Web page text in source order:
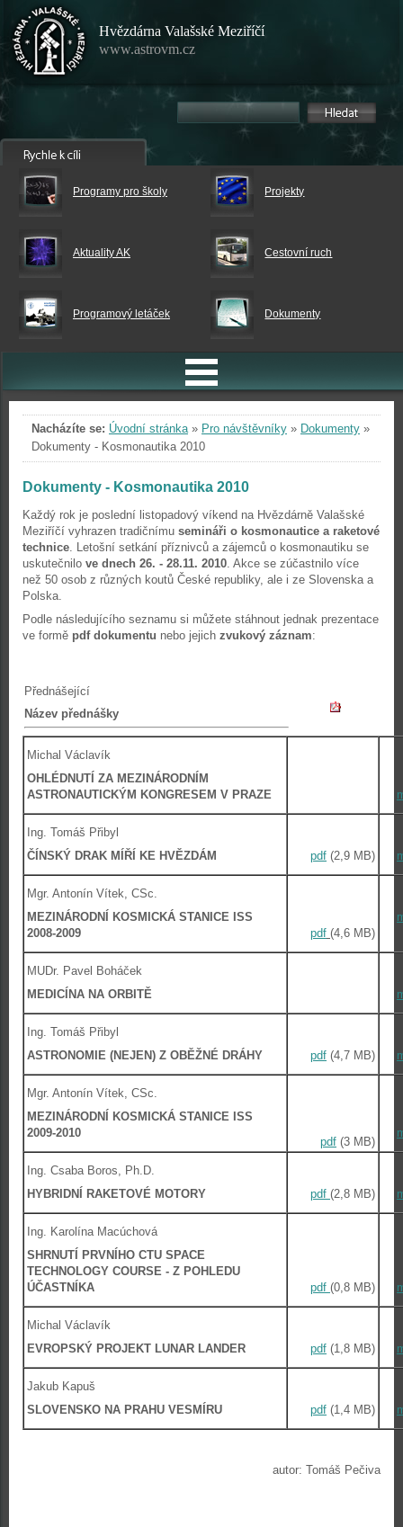
Hvězdárna Valašské Meziříčí
www.astrovm.cz
Programy pro školy Projekty
Aktuality AK Cestovní ruch
Programový letáček Dokumenty
Nacházíte se: Úvodní stránka» Pro návštěvníky » Dokumenty »
Dokumenty - Kosmonautika 2010
Dokumenty - Kosmonautika 2010
Každý rok je poslední listopadový víkend na Hvězdárně Valašské
Meziříčí vyhrazen tradičnímu semináři o kosmonautice a raketové
technice. Letošní setkání příznivců a zájemců o kosmonautiku se
uskutečnilo ve dnech 26. - 28.11. 2010. Akce se zúčastnilo více
než 50 osob z různých koutů České republiky, ale i ze Slovenska a
Polska.
Podle následujícího seznamu si můžete stáhnout jednak prezentace
ve formě pdf dokumentu nebo jejich zvukový záznam:
Přednášející
Název přednášky
Michal Václavík
OHLÉDNUTÍ ZA MEZINÁRODNÍM
ASTRONAUTICKÝM KONGRESEM V PRAZE
Ing. Tomáš Přibyl
ČÍNSKÝ DRAK MÍŘÍ KE HVĚZDÁM
pdf (2,9 MB)
Mgr. Antonín Vítek, CSc.
MEZINÁRODNÍ KOSMICKÁ STANICE ISS
2008-2009
pdf (4,6 MB)
MUDr. Pavel Boháček
MEDICÍNA NA ORBITĚ
Ing. Tomáš Přibyl
ASTRONOMIE (NEJEN) Z OBĚŽNÉ DRÁHY
pdf (4,7 MB)
Mgr. Antonín Vítek, CSc.
MEZINÁRODNÍ KOSMICKÁ STANICE ISS
2009-2010
pdf (3 MB)
Ing. Csaba Boros, Ph.D.
HYBRIDNÍ RAKETOVÉ MOTORY
pdf (2,8 MB)
Ing. Karolína Macúchová
SHRNUTÍ PRVNÍHO CTU SPACE
TECHNOLOGY COURSE - Z POHLEDU
ÚČASTNÍKA
pdf (0,8 MB)
Michal Václavík
EVROPSKÝ PROJEKT LUNAR LANDER
pdf (1,8 MB)
Jakub Kapuš
SLOVENSKO NA PRAHU VESMÍRU
pdf (1,4 MB)
autor: Tomáš Pečiva